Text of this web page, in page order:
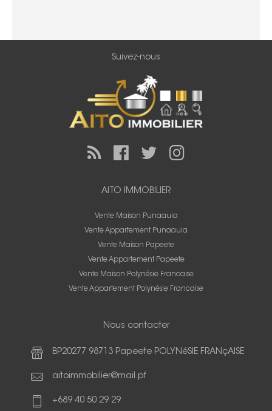
Suivez-nous
AITO IMMOBILIER
Vente Maison Punaauia
Vente Appartement Punaauia
Vente Maison Papeete
Vente Appartement Papeete
Vente Maison Polynésie Francaise
Vente Appartement Polynésie Francaise
Nous contacter
BP20277 98713 Papeete POLYNéSIE FRANçAISE
aitoimmobilier@mail.pf
+689 40 50 29 29